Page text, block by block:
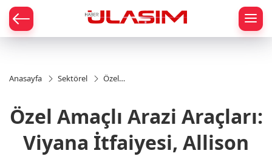
Anasayfa Sektörel
Özel
Araçları:
Viyana
İtfaiyesi,
Allison
Özel Amaçlı Arazi Araçları:
Viyana İtfaiyesi, Allison